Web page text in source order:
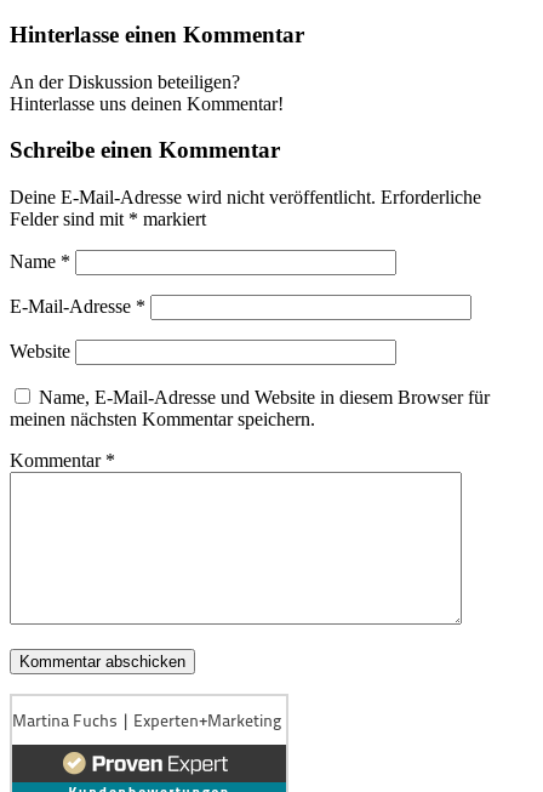
Hinterlasse einen Kommentar
An der Diskussion beteiligen?
Hinterlasse uns deinen Kommentar!
Schreibe einen Kommentar
Deine E-Mail-Adresse wird nicht veröffentlicht. Erforderliche
Felder sind mit * markiert
Name *
E-Mail-Adresse *
Website
Name, E-Mail-Adresse und Website in diesem Browser für
meinen nächsten Kommentar speichern.
Kommentar *